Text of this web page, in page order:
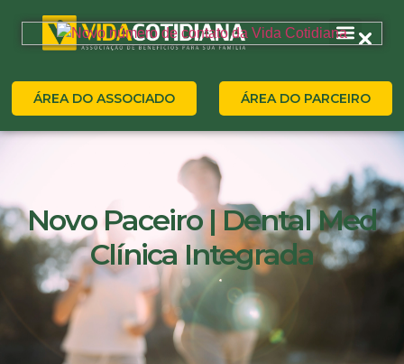
ÁREA DO ASSOCIADO ÁREA DO PARCEIRO
Novo Paceiro | Dental Med
Clínica Integrada